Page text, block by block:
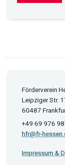
Förderverein
Leipziger Str.
60487
+49 69 976
hfr@fr-
Impressum &